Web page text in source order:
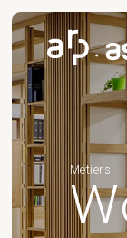
Métiers